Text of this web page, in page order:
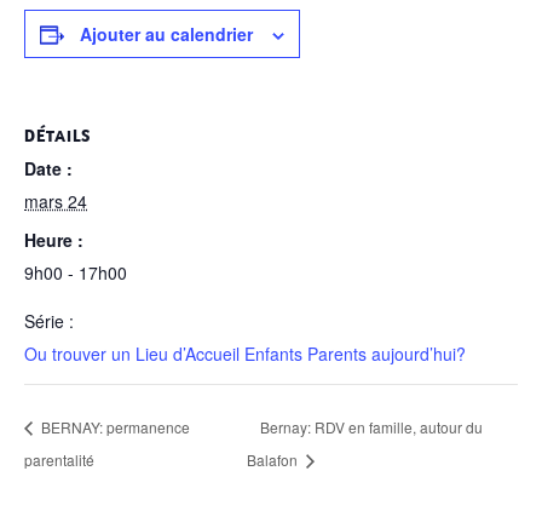
Ajouter au calendrier
DÉTAILS
Date :
mars 24
Heure :
9h00 - 17h00
Série :
Ou trouver un Lieu d’Accueil Enfants Parents aujourd’hui?
BERNAY: permanence
parentalité
Bernay: RDV en famille, autour du
Balafon